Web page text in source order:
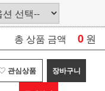
총 상품 금액 0 원
관심상품 장바구니